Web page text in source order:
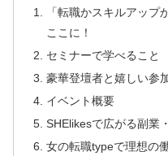
「転職かスキルアッ
ここに！
セミナーで学べること
豪華登壇者と嬉しい参
イベント概要
SHElikesで広がる副業
女の転職typeで理想の